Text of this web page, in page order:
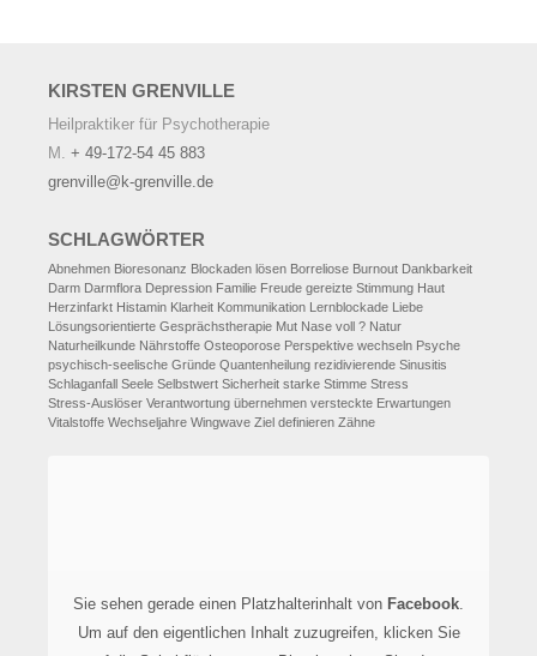
KIRSTEN GRENVILLE
Heilpraktiker für Psychotherapie
M. + 49-172-54 45 883
grenville@k-grenville.de
SCHLAGWÖRTER
Abnehmen Bioresonanz Blockaden lösen Borreliose Burnout Dankbarkeit
Darm Darmflora Depression Familie Freude gereizte Stimmung Haut
Herzinfarkt Histamin Klarheit Kommunikation Lernblockade Liebe
Lösungsorientierte Gesprächstherapie Mut Nase voll ? Natur
Naturheilkunde Nährstoffe Osteoporose Perspektive wechseln Psyche
psychisch-seelische Gründe Quantenheilung rezidivierende Sinusitis
Schlaganfall Seele Selbstwert Sicherheit starke Stimme Stress
Stress-Auslöser Verantwortung übernehmen versteckte Erwartungen
Vitalstoffe Wechseljahre Wingwave Ziel definieren Zähne
Sie sehen gerade einen Platzhalterinhalt von Facebook.
Um auf den eigentlichen Inhalt zuzugreifen, klicken Sie